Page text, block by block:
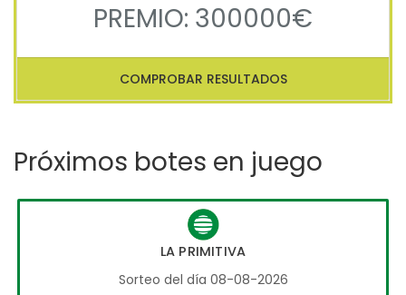
PREMIO: 300000€
COMPROBAR RESULTADOS
Próximos botes en juego
LA PRIMITIVA
Sorteo del día 08-08-2026